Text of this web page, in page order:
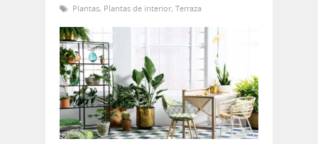
Plantas, Plantas de interior, Terraza